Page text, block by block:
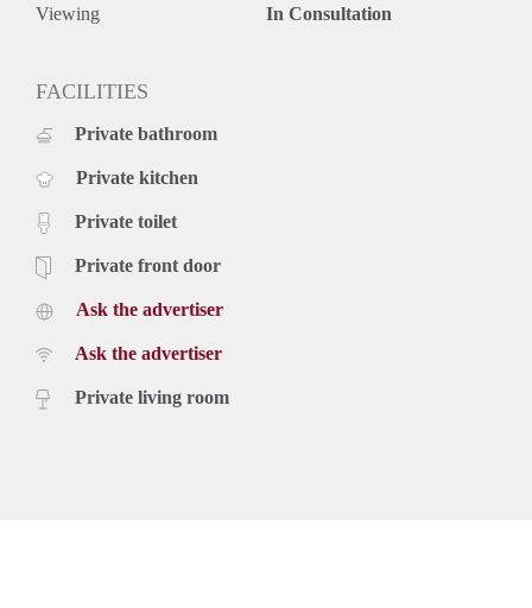
Viewing In Consultation
FACILITIES
Private bathroom
Private kitchen
Private toilet
Private front door
Ask the advertiser
Ask the advertiser
Private living room